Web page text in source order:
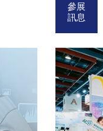
參展
訊息